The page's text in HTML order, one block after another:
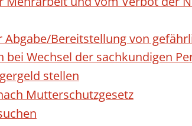
Bereitstellung von
Wechsel der sachkundigen
stellen
Mutterschutzgesetz